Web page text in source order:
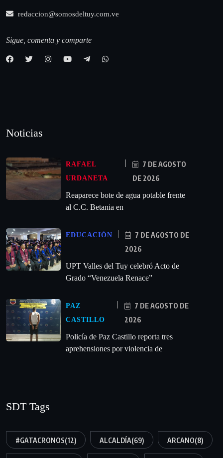
redaccion@somosdeltuy.com.ve
Sigue, comenta y comparte
Noticias
RAFAEL
URDANETA
7 DE AGOSTO
DE 2026
Reaparece bote de agua potable frente
al C.C. Betania en
EDUCACIÓN
7 DE AGOSTO DE
2026
UPT Valles del Tuy celebró Acto de
Grado “Venezuela Renace”
PAZ
CASTILLO
7 DE AGOSTO DE
2026
‎Policía de Paz Castillo reporta tres
aprehensiones por violencia de
SDT Tags
#GATACRONOS(12) ALCALDÍA(69) ARCANO(8)